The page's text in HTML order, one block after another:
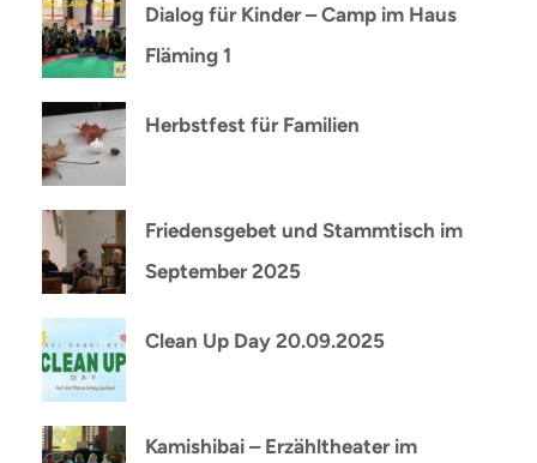
Dialog für Kinder – Camp im Haus
Fläming 1
Herbstfest für Familien
Friedensgebet und Stammtisch im
September 2025
Clean Up Day 20.09.2025
Kamishibai – Erzähltheater im